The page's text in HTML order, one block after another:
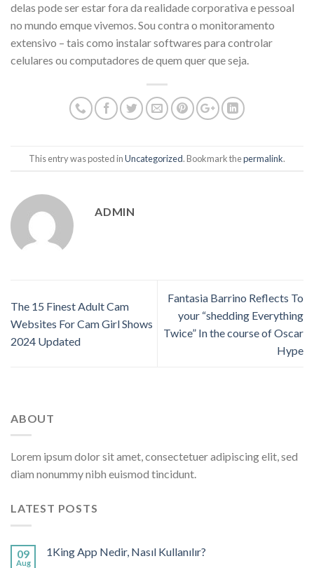
delas pode ser estar fora da realidade corporativa e pessoal
no mundo emque vivemos. Sou contra o monitoramento
extensivo – tais como instalar softwares para controlar
celulares ou computadores de quem quer que seja.
This entry was posted inUncategorized. Bookmark thepermalink.
ADMIN
The 15 Finest Adult Cam
Websites For Cam Girl Shows
2024 Updated
Fantasia Barrino Reflects To
your “shedding Everything
Twice” In the course of Oscar
Hype
ABOUT
Lorem ipsum dolor sit amet, consectetuer adipiscing elit, sed
diam nonummy nibh euismod tincidunt.
LATEST POSTS
09
Aug
1King App Nedir, Nasıl Kullanılır?